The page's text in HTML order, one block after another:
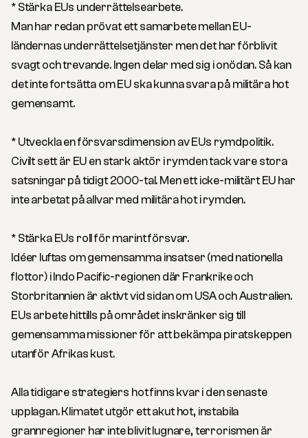
* Stärka EUs underrättelsearbete.
Man har redan prövat ett samarbete mellan EU-
ländernas underrättelsetjänster men det har förblivit
svagt och trevande. Ingen delar med sig i onödan. Så kan
det inte fortsätta om EU ska kunna svara på militära hot
gemensamt.
* Utveckla en försvarsdimension av EUs rymdpolitik.
Civilt sett är EU en stark aktör i rymden tack vare stora
satsningar på tidigt 2000-tal. Men ett icke-militärt EU har
inte arbetat på allvar med militära hot i rymden.
* Stärka EUs roll för marint försvar.
Idéer luftas om gemensamma insatser (med nationella
flottor) i Indo Pacific-regionen där Frankrike och
Storbritannien är aktivt vid sidan om USA och Australien.
EUs arbete hittills på området inskränker sig till
gemensamma missioner för att bekämpa piratskeppen
utanför Afrikas kust.
Alla tidigare strategiers hot finns kvar i den senaste
upplagan. Klimatet utgör ett akut hot, instabila
grannregioner har inte blivit lugnare, terrorismen är